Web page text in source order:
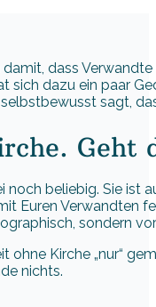
dass
sich dazu ein paar
sagt,
Geht
noch beliebig. Sie ist
Euren Verwandten
sondern
ohne Kirche „nur“
nichts.